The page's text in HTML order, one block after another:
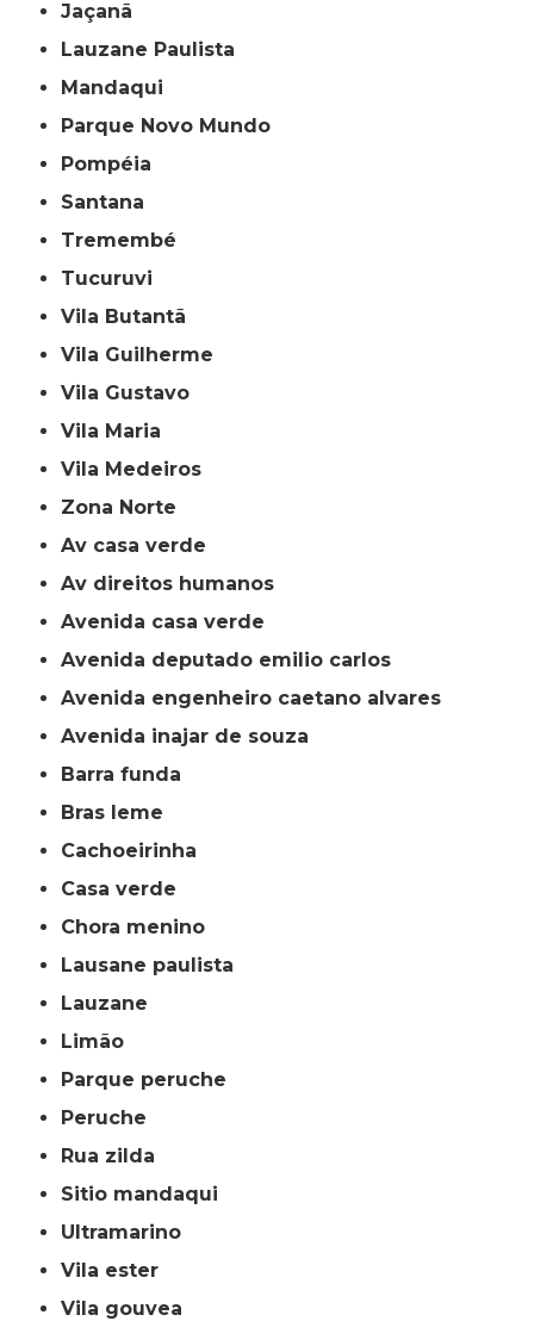
Jaçanã
Lauzane Paulista
Mandaqui
Parque Novo Mundo
Pompéia
Santana
Tremembé
Tucuruvi
Vila Butantã
Vila Guilherme
Vila Gustavo
Vila Maria
Vila Medeiros
Zona Norte
av casa verde
av direitos humanos
avenida casa verde
avenida deputado emilio carlos
avenida engenheiro caetano alvares
avenida inajar de souza
barra funda
bras leme
cachoeirinha
casa verde
chora menino
lausane paulista
lauzane
limão
parque peruche
peruche
rua zilda
sitio mandaqui
ultramarino
vila ester
vila gouvea